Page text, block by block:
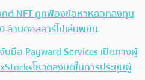
กต์ NFT ถูกฟ้องข้อหาหลอกลงทุน
ล้านดอลลาร์ไปเล่นพนัน
บมือ Payward Services เปิดทางผู้
โหวตลงมติในการประชุมผู้